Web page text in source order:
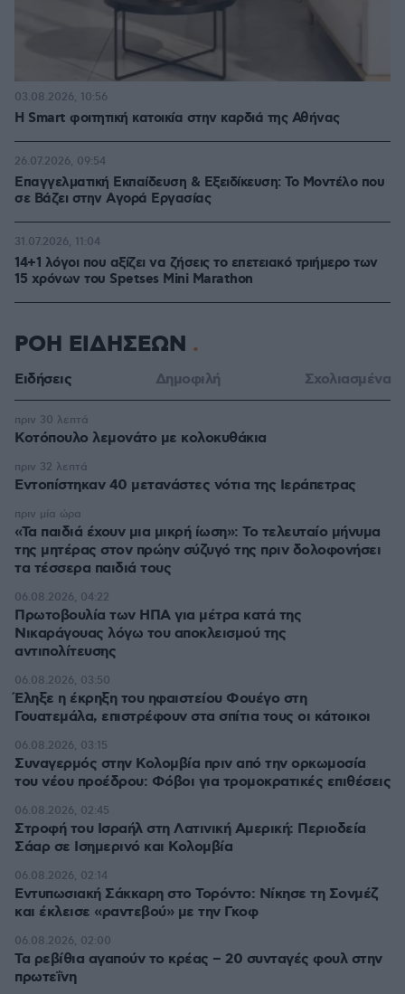
Η Smart φοιτητική κατοικία στην καρδιά της Αθήνας
03.08.2026, 10:56
Επαγγελματική Εκπαίδευση & Εξειδίκευση: Το Mοντέλο που
σε Bάζει στην Aγορά Eργασίας
26.07.2026, 09:54
14+1 λόγοι που αξίζει να ζήσεις το επετειακό τριήμερο των
15 χρόνων του Spetses Mini Marathon
31.07.2026, 11:04
ΡΟΗ ΕΙΔΗΣΕΩΝ
Ειδήσεις Δημοφιλή Σχολιασμένα
Κοτόπουλο λεμονάτο με κολοκυθάκια
πριν 30 λεπτά
Εντοπίστηκαν 40 μετανάστες νότια της Ιεράπετρας
πριν 32 λεπτά
«Τα παιδιά έχουν μια μικρή ίωση»: Το τελευταίο μήνυμα
της μητέρας στον πρώην σύζυγό της πριν δολοφονήσει
τα τέσσερα παιδιά τους
πριν μία ώρα
Πρωτοβουλία των ΗΠΑ για μέτρα κατά της
Νικαράγουας λόγω του αποκλεισμού της
αντιπολίτευσης
06.08.2026, 04:22
Έληξε η έκρηξη του ηφαιστείου Φουέγο στη
Γουατεμάλα, επιστρέφουν στα σπίτια τους οι κάτοικοι
06.08.2026, 03:50
Συναγερμός στην Κολομβία πριν από την ορκωμοσία
του νέου προέδρου: Φόβοι για τρομοκρατικές επιθέσεις
06.08.2026, 03:15
Στροφή του Ισραήλ στη Λατινική Αμερική: Περιοδεία
Σάαρ σε Ισημερινό και Κολομβία
06.08.2026, 02:45
Εντυπωσιακή Σάκκαρη στο Τορόντο: Νίκησε τη Σονμέζ
και έκλεισε «ραντεβού» με την Γκοφ
06.08.2026, 02:14
Τα ρεβίθια αγαπούν το κρέας – 20 συνταγές φουλ στην
πρωτεΐνη
06.08.2026, 02:00